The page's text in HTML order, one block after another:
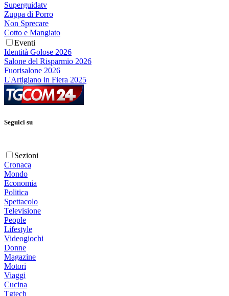
Superguidatv
Zuppa di Porro
Non Sprecare
Cotto e Mangiato
Eventi
Identità Golose 2026
Salone del Risparmio 2026
Fuorisalone 2026
L'Artigiano in Fiera 2025
Seguici su
Sezioni
Cronaca
Mondo
Economia
Politica
Spettacolo
Televisione
People
Lifestyle
Videogiochi
Donne
Magazine
Motori
Viaggi
Cucina
Tgtech